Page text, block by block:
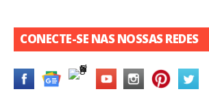
CONECTE-SE NAS NOSSAS REDES